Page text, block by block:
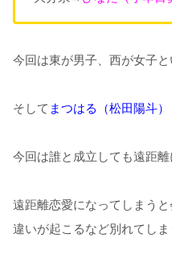
今回は東が男子、西が女子
そして まつはる（松田陽斗）
今回は誰と成立しても遠距離
遠距離恋愛になってしまう
違いが起こるなど別れてし